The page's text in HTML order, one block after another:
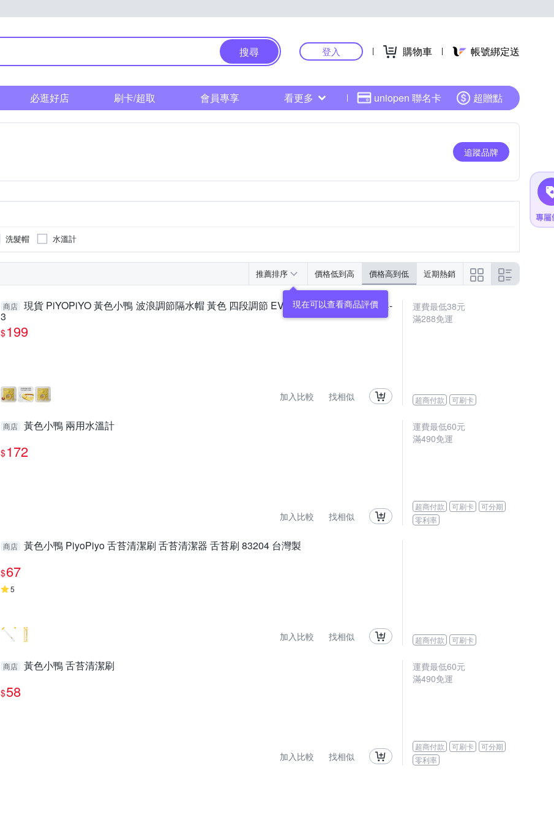
搜尋 登入 購物車 帳號綁定送
必逛好店 刷卡/超取 會員專享 看更多 uniopen 聯名卡 超贈點
追蹤品牌
洗髮帽 水溫計
推薦排序 價格低到高 價格高到低 近期熱銷
現在可以查看商品評價
商店 現貨 PiYOPiYO 黃色小鴨 波浪調節隔水帽 黃色 四段調節 EVA材質浴帽 2歲以上 黑架-
3
$199
加入比較 找相似
運費最低38元
滿288免運
超商付款 可刷卡
商店 黃色小鴨 兩用水溫計
$172
加入比較 找相似
運費最低60元
滿490免運
超商付款 可刷卡
可分期
零利率
商店 黃色小鴨 PiyoPiyo 舌苔清潔刷 舌苔清潔器 舌苔刷 83204 台灣製
$67
5
加入比較 找相似 超商付款 可刷卡
商店 黃色小鴨 舌苔清潔刷
$58
加入比較 找相似
運費最低60元
滿490免運
超商付款 可刷卡
可分期
零利率